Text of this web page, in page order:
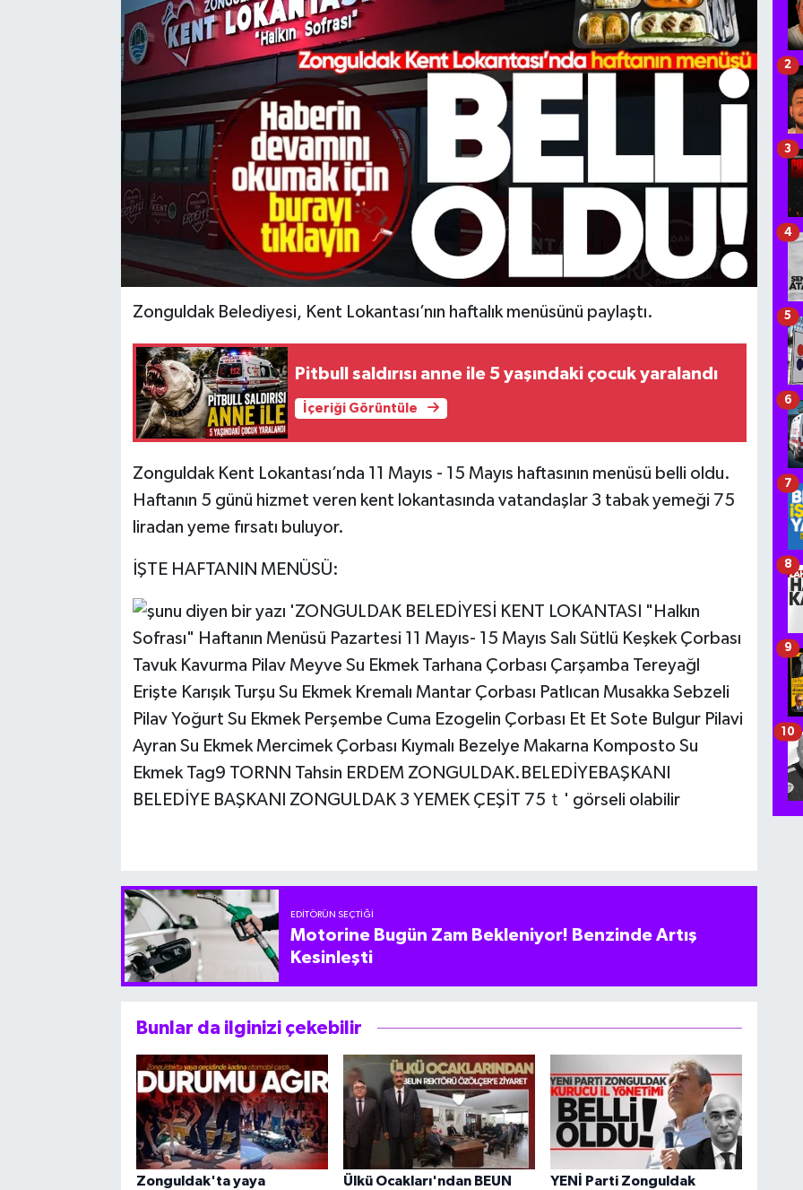
Zonguldak Belediyesi, Kent Lokantası’nın haftalık menüsünü paylaştı.
Pitbull saldırısı anne ile 5 yaşındaki çocuk yaralandı
İçeriği Görüntüle
Zonguldak Kent Lokantası’nda 11 Mayıs - 15 Mayıs haftasının menüsü belli oldu.
Haftanın 5 günü hizmet veren kent lokantasında vatandaşlar 3 tabak yemeği 75
liradan yeme fırsatı buluyor.
İŞTE HAFTANIN MENÜSÜ:
EDITÖRÜN SEÇTIĞI
Motorine Bugün Zam Bekleniyor! Benzinde Artış
Kesinleşti
Bunlar da ilginizi çekebilir
Zonguldak'ta yaya
Ülkü Ocakları'ndan BEUN
YENİ Parti Zonguldak
2
3
4
5
6
7
8
9
10